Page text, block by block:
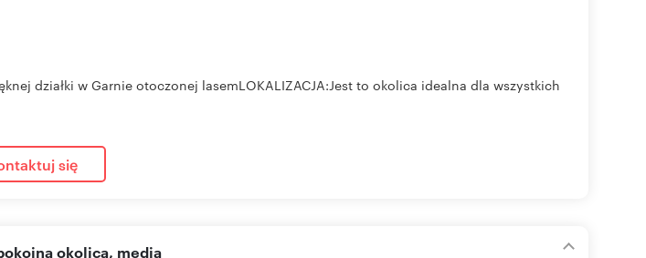
działki w Garnie otoczonej lasemLOKALIZACJA:Jest to okolica idealna dla wszystkich
się
okolica, media